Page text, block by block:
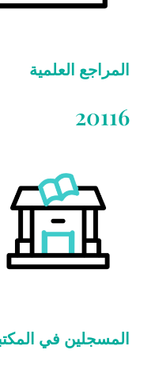
المراجع العلمية
20116
المسجلين في المكتبة